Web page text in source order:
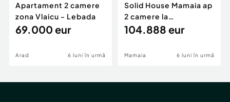
Apartament 2 camere
zona Vlaicu - Lebada
69.000 eur
Arad 6 luni în urmă
Solid House Mamaia ap
2 camere la
cheie,langa Mega
104.888 eur
Mamaia 6 luni în urmă